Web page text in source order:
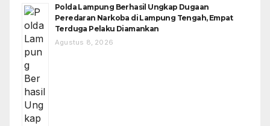
Polda Lampung Berhasil Ungkap Dugaan
Peredaran Narkoba di Lampung Tengah, Empat
Terduga Pelaku Diamankan
Agustus 8, 2026